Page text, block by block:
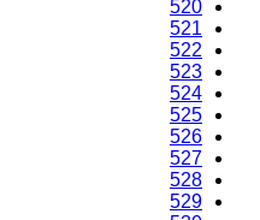
520
521
522
523
524
525
526
527
528
529